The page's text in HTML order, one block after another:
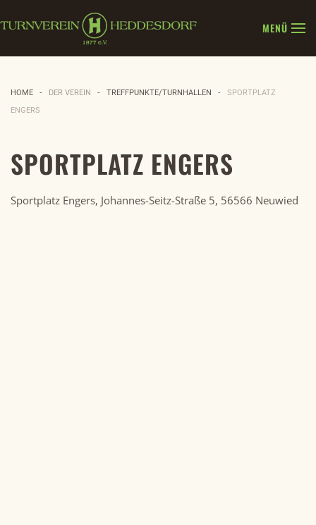
Zum Hauptinhalt springen
MENÜ
HOME DER VEREIN TREFFPUNKTE/TURNHALLEN
SPORTPLATZ
ENGERS
SPORTPLATZ ENGERS
Sportplatz Engers, Johannes-Seitz-Straße 5, 56566 Neuwied